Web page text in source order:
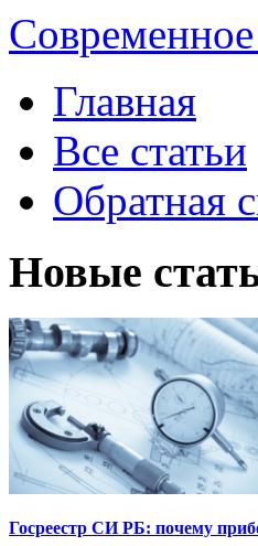
Главная
Все статьи
Обратная
Новые
Госреестр СИ РБ: почему